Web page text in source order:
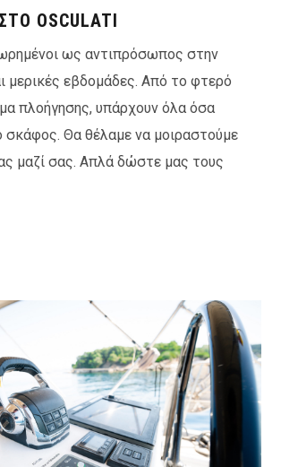
OSCULATI
ως αντιπρόσωπος στην
μερικές εβδομάδες. Από το φτερό
πλοήγησης, υπάρχουν όλα όσα
σκάφος. Θα θέλαμε να μοιραστούμε
μαζί σας. Απλά δώστε μας τους